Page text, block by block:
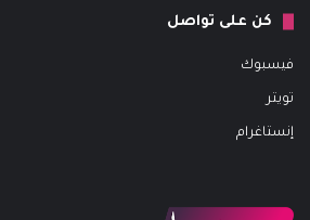
كن على تواصل
فيسبوك
تويتر
إنستاغرام